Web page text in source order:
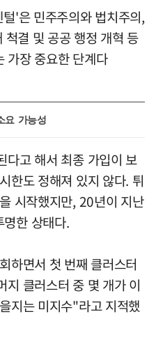
'은 민주주의와 법치주의,
결 및 공공 행정 개혁 등
가장 중요한 단계다
요 가능성
다고 해서 최종 가입이 보
한도 정해져 있지 않다. 튀
시작했지만, 20년이 지난
한 상태다.
하면서 첫 번째 클러스터
지 클러스터 중 몇 개가 이
지는 미지수"라고 지적했